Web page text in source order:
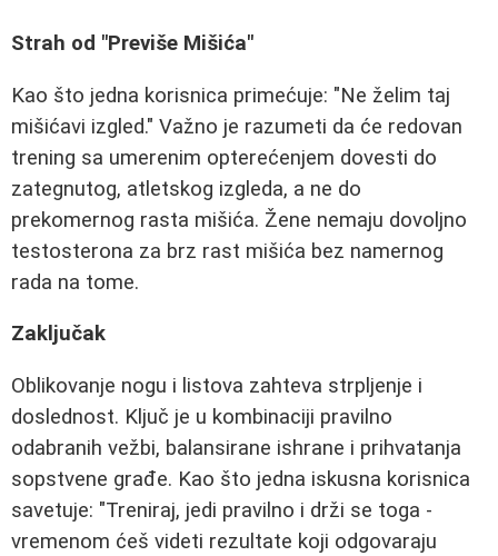
Strah od "Previše Mišića"
Kao što jedna korisnica primećuje: "Ne želim taj
mišićavi izgled." Važno je razumeti da će redovan
trening sa umerenim opterećenjem dovesti do
zategnutog, atletskog izgleda, a ne do
prekomernog rasta mišića. Žene nemaju dovoljno
testosterona za brz rast mišića bez namernog
rada na tome.
Zaključak
Oblikovanje nogu i listova zahteva strpljenje i
doslednost. Ključ je u kombinaciji pravilno
odabranih vežbi, balansirane ishrane i prihvatanja
sopstvene građe. Kao što jedna iskusna korisnica
savetuje: "Treniraj, jedi pravilno i drži se toga -
vremenom ćeš videti rezultate koji odgovaraju